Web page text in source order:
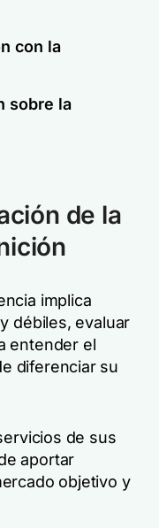
con la
sobre la
de la
implica
débiles, evaluar
entender el
diferenciar su
de sus
aportar
objetivo y